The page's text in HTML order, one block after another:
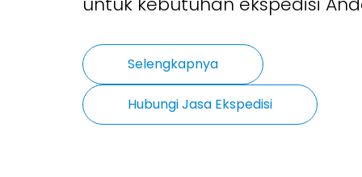
Selengkapnya
Hubungi Jasa Ekspedisi